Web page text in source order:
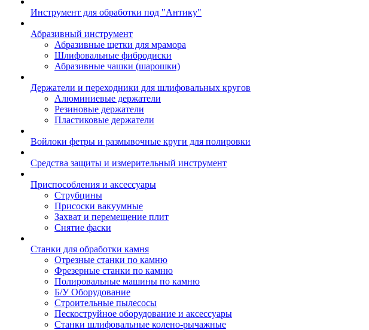
Инструмент для обработки под "Антику"
Абразивный инструмент
Абразивные щетки для мрамора
Шлифовальные фибродиски
Абразивные чашки (шарошки)
Держатели и переходники для шлифовальных кругов
Алюминиевые держатели
Резиновые держатели
Пластиковые держатели
Войлоки фетры и размывочные круги для полировки
Средства защиты и измерительный инструмент
Приспособления и аксессуары
Струбцины
Присоски вакуумные
Захват и перемещение плит
Снятие фаски
Станки для обработки камня
Отрезные станки по камню
Фрезерные станки по камню
Полировальные машины по камню
Б/У Оборудование
Строительные пылесосы
Пескоструйное оборудование и аксессуары
Станки шлифовальные колено-рычажные